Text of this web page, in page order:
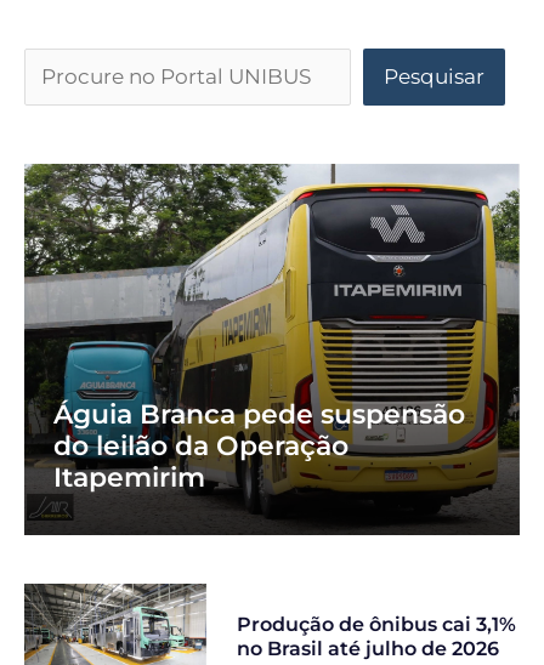
Pesquisar
Águia Branca pede suspensão
do leilão da Operação
Itapemirim
Produção de ônibus cai 3,1%
no Brasil até julho de 2026